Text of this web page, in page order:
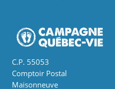
C.P. 55053
Comptoir Postal
Maisonneuve